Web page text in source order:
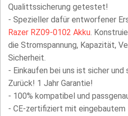
Qualittssicherung getestet!
- Spezieller dafür entworfener
Razer RZ09-0102 Akku.
die Stromspannung, Kapazität,
Sicherheit.
- Einkaufen bei uns ist sicher und
Zurück! 1 Jahr Garantie!
- 100% kompatibel und
- CE-zertifiziert mit eingebautem